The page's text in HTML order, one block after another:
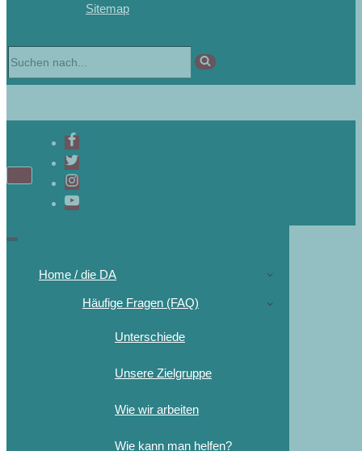
Sitemap
Home / die DA
Häufige Fragen (FAQ)
Unterschiede
Unsere Zielgruppe
Wie wir arbeiten
Wie kann man helfen?